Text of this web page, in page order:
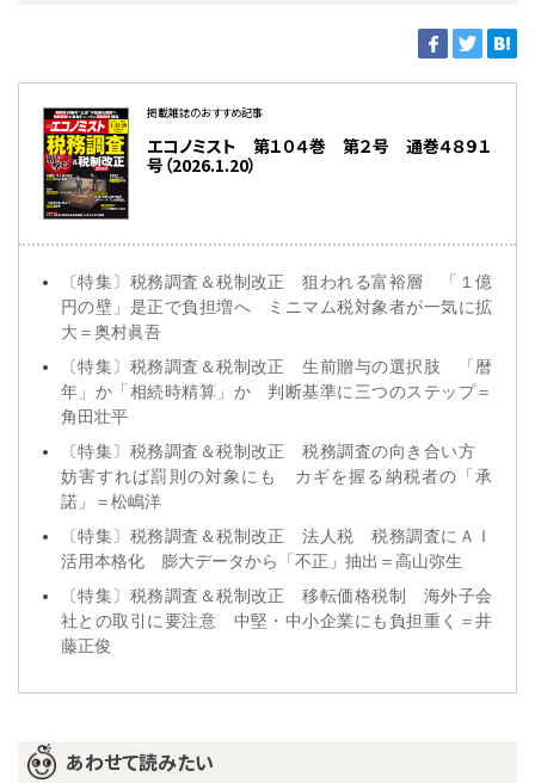
掲載雑誌のおすすめ記事
エコノミスト 第１０４巻 第２号 通巻４８９１
号（2026.1.20）
〔特集〕税務調査＆税制改正 狙われる富裕層 「１億
円の壁」是正で負担増へ ミニマム税対象者が一気に拡
大＝奥村眞吾
〔特集〕税務調査＆税制改正 生前贈与の選択肢 「暦
年」か「相続時精算」か 判断基準に三つのステップ＝
角田壮平
〔特集〕税務調査＆税制改正 税務調査の向き合い方
妨害すれば罰則の対象にも カギを握る納税者の「承
諾」＝松嶋洋
〔特集〕税務調査＆税制改正 法人税 税務調査にＡＩ
活用本格化 膨大データから「不正」抽出＝高山弥生
〔特集〕税務調査＆税制改正 移転価格税制 海外子会
社との取引に要注意 中堅・中小企業にも負担重く＝井
藤正俊
あわせて読みたい